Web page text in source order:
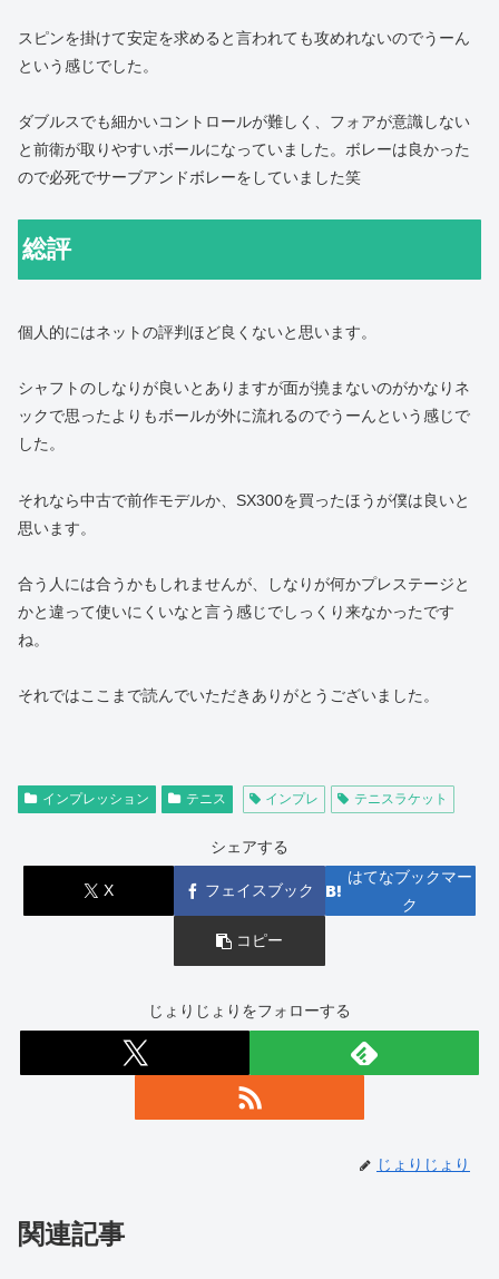
スピンを掛けて安定を求めると言われても攻めれないのでうーん
という感じでした。
ダブルスでも細かいコントロールが難しく、フォアが意識しない
と前衛が取りやすいボールになっていました。ボレーは良かった
ので必死でサーブアンドボレーをしていました笑
総評
個人的にはネットの評判ほど良くないと思います。
シャフトのしなりが良いとありますが面が撓まないのがかなりネ
ックで思ったよりもボールが外に流れるのでうーんという感じで
した。
それなら中古で前作モデルか、SX300を買ったほうが僕は良いと
思います。
合う人には合うかもしれませんが、しなりが何かプレステージと
かと違って使いにくいなと言う感じでしっくり来なかったです
ね。
それではここまで読んでいただきありがとうございました。
インプレッション テニス インプレ テニスラケット
シェアする
X フェイスブック
はてなブックマー
ク
コピー
じょりじょりをフォローする
じょりじょり
関連記事